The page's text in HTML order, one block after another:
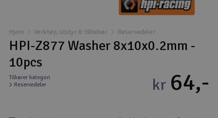
Droner
Droner for FPV
Fly
Helikopter
Hjem Verktøy, utstyr & tilbehør Reservedeler
HPI-Z877 Washer 8x10x0.2mm -
10pcs
Tilhører kategori
Reservedeler
kr 64,-